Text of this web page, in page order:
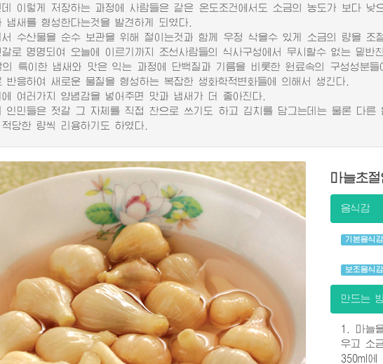
이렇게 저장하는 과정에 사람들은 같은 온도조건에서도 소금의 농도가 보다 낮
냄새를 형성한다는것을 발견하게 되였다.
수산물을 순수 보관을 위해 절이는것과 함께 우정 삭을수 있게 소금의 량을 조
로 명명되여 오늘에 이르기까지 조선사람들의 식사구성에서 무시할수 없는 밑반
특이한 냄새와 맛은 익는 과정에 단백질과 기름을 비롯한 원료속의 구성성분들
반응하여 새로운 물질을 형성하는 복잡한 생화학적변화들에 의해서 생긴다.
여러가지 양념감을 넣어주면 맛과 냄새가 더 좋아진다.
민들은 젓갈 그 자체를 직접 찬으로 쓰기도 하고 김치를 담그는데는 물론 다른
당한 량씩 리용하기도 하였다.
마늘초절
음식감
기본음식감
보조음식감
만드는
1. 마늘
우고 소
350ml